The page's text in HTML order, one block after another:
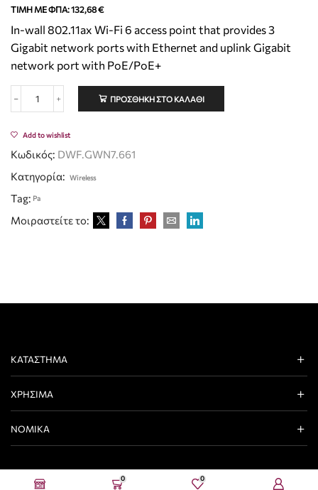
ΤΙΜΉ ΜΕ ΦΠΑ:132,68€
In-wall 802.11ax Wi-Fi 6 access point that provides 3
Gigabit network ports with Ethernet and uplink Gigabit
network port with PoE/PoE+
ΠΡΟΣΘΉΚΗ ΣΤΟ ΚΑΛΆΘΙ
Add to wishlist
Κωδικός: DWF.GWN7.661
Κατηγορία: Wireless
Tag: Pa
Μοιραστείτε το:
ΚΑΤΆΣΤΗΜΑ
ΧΡΉΣΙΜΑ
ΝΟΜΙΚΆ
0 0